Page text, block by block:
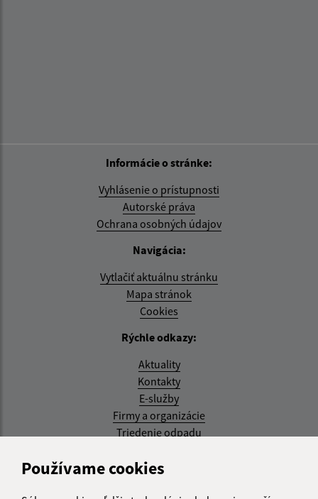
Používame cookies
Informácie o stránke:
Vyhlásenie o prístupnosti
Autorské práva
Ochrana osobných údajov
Navigácia:
Vytlačiť aktuálnu stránku
Mapa stránok
Cookies
Rýchle odkazy:
Aktuality
Kontakty
E-služby
Firmy a organizácie
Triedenie odpadu
Aktualizované: